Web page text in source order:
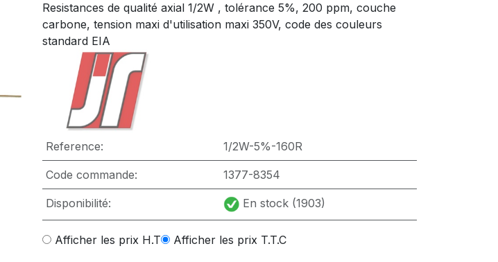
Resistances de qualité axial 1/2W , tolérance 5%, 200 ppm, couche
carbone, tension maxi d'utilisation maxi 350V, code des couleurs
standard EIA
Reference: 1/2W-5%-160R
Code commande: 1377-8354
Disponibilité: En stock (1903)
Afficher les prix H.T Afficher les prix T.T.C